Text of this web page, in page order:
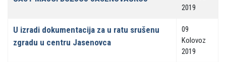
2019
U izradi dokumentacija za u ratu srušenu
zgradu u centru Jasenovca
09
Kolovoz
2019